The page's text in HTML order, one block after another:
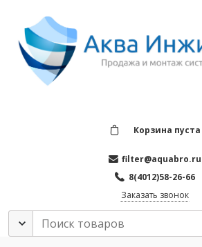
filter@aquabro.ru
8(4012)58-26-66
Заказать звонок
Корзина пуста